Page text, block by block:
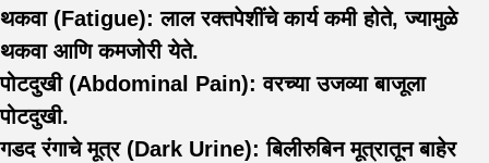
थकवा (Fatigue): लाल रक्तपेशींचे कार्य कमी होते, ज्यामुळे
थकवा आणि कमजोरी येते.
पोटदुखी (Abdominal Pain): वरच्या उजव्या बाजूला
पोटदुखी.
गडद रंगाचे मूत्र (Dark Urine): बिलीरुबिन मूत्रातून बाहेर